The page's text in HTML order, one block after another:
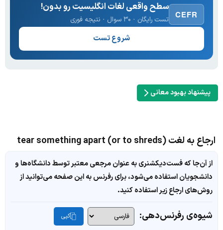
CEFR
سطح واقعی لغات انگلیسیت رو بدون!
تست رایگان · ۳۰ سوال · نتیجه فوری
شروع تست
پیشنهاد بهبود معانی
ارجاع به لغت tear something apart (or to shreds)
از آن‌جا که فست‌دیکشنری به عنوان مرجعی معتبر توسط دانشگاه‌ها و
دانشجویان استفاده می‌شود، برای رفرنس به این صفحه می‌توانید از
روش‌های ارجاع زیر استفاده کنید.
شیوه‌ی رفرنس‌دهی: کپی